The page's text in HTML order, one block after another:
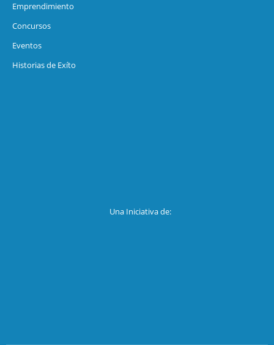
Emprendimiento
Concursos
Eventos
Historias de Exíto
Una Iniciativa de: